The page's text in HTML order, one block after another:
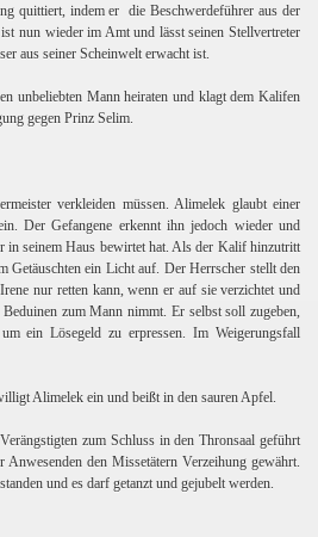
quittiert, indem er die Beschwerdeführer aus der
nun wieder im Amt und lässt seinen Stellvertreter
aus seiner Scheinwelt erwacht ist.
unbeliebten Mann heiraten und klagt dem Kalifen
gegen Prinz Selim.
verkleiden müssen. Alimelek glaubt einer
Der Gefangene erkennt ihn jedoch wieder und
in seinem Haus bewirtet hat. Als der Kalif hinzutritt
Getäuschten ein Licht auf. Der Herrscher stellt den
nur retten kann, wenn er auf sie verzichtet und
zum Mann nimmt. Er selbst soll zugeben,
ein Lösegeld zu erpressen. Im Weigerungsfall
Alimelek ein und beißt in den sauren Apfel.
zum Schluss in den Thronsaal geführt
den Missetätern Verzeihung gewährt.
und es darf getanzt und gejubelt werden.